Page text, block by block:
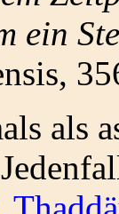
ein
als